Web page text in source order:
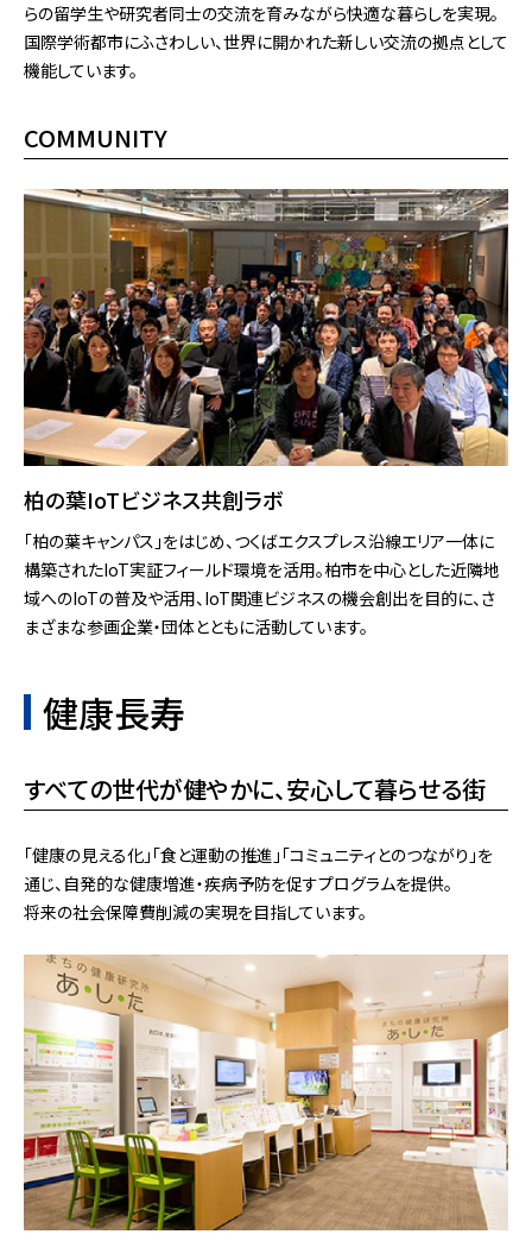
らの留学⽣や研究者同⼠の交流を育みながら快適な暮らしを実現。
国際学術都市にふさわしい、世界に開かれた新しい交流の拠点として
機能しています。
COMMUNITY
柏の葉IoTビジネス共創ラボ
「柏の葉キャンパス」をはじめ、つくばエクスプレス沿線エリア⼀体に
構築されたIoT実証フィールド環境を活⽤。柏市を中⼼とした近隣地
域へのIoTの普及や活⽤、IoT関連ビジネスの機会創出を⽬的に、さ
まざまな参画企業・団体とともに活動しています。
健康長寿
すべての世代が健やかに、安心して暮らせる街
「健康の見える化」「食と運動の推進」「コミュニティとのつながり」を
通じ、自発的な健康増進・疾病予防を促すプログラムを提供。
将来の社会保障費削減の実現を目指しています。